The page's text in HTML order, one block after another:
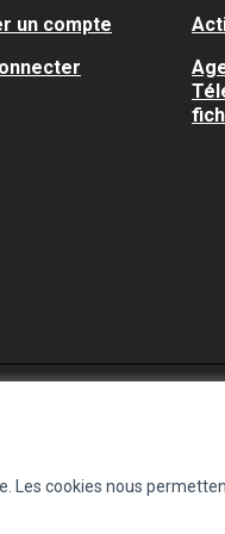
Les cookies nous
un compte